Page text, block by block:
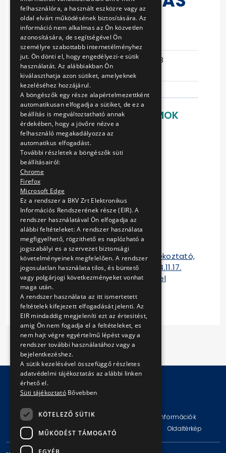
A
Eljárás száma
15/T-99/11
Ajánlattételi
határidő
2017-05-18
14:25:22
LETÖLTHETŐ DOKUMENTUMOK
Ajánlattételi felhívás
Ajánlattételi dokumentáció
Mellékletek
Szerződés
teljesítéséről_2012
Tájékoztató a szerződés
teljesítéséről_2013
Tájékoztató a szerződés
teljesítéséről_2014
Tájékoztató a szerződés
teljesítéséről_2014 - Záró tájékoztató,
a Felek a keretszerződést 2014.11.17.
napjával közös megegyezéssel
megszüntették.
Impresszum Jogi nyilatkozat
Technikai információk
Adatvédelmi politika és tájékoztatások
Oldaltérkép
felhasználóra, a használt eszközre vagy az
oldal elvárt működésének biztosítására. Az
információ nem alkalmas az Ön közvetlen
azonosítására, de segítségével Ön
személyre szabottabb internetélményhez
jut. Ön dönti el, hogy engedélyezi-e sütik
használatát. Az alábbiakban Ön
kiválaszthatja azon sütiket, amelyeknek
kezeléséhez hozzájárul.
A böngészők egy része alapértelmezettként
automatikusan elfogadja a sütiket, de ez a
beállítás is megváltoztatható annak
érdekében, hogy a jövőre nézve a
felhasználó megakadályozza az
automatikus elfogadást.
További részletek a böngészők süti
beállításairól:
Chrome
Firefox
Microsoft Edge
Ez a rendszer a BKV Zrt Elektronikus
Információs Rendszerének része (EIR). A
rendszer használatával Ön elfogadja az
alábbi feltételeket: A rendszer használata
megfigyelhető, rögzithető es naplózható a
jogszabályi es a szervezet biztonsági
követelményeinek megfelelően. A rendszer
jogosulatlan használata tilos, és büntető
vagy polgárjogi következményeket vonhat
maga után.
A rendszer használata az itt ismertetett
feltételek kifejezett elfogadását jelenti. Az
EIR mindaddig megjeleníti ezt az értesitést,
amig Ön nem fogadja el a feltételeket, es
nem hajt végre egyértelmű lépést vagy a
rendszer további használatához vagy a
bejelentkezéshez.
A sütik kezelésével összefüggő részletes
adatvédelmi tájékoztatás az alábbi linken
érhető el.
Süti tájékoztató Bővebben
KÖTELEZŐ SÜTIK
MŰKÖDÉST TÁMOGATÓ